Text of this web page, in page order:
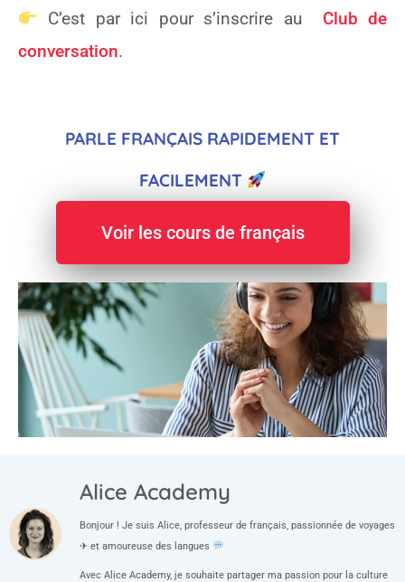
C’est par ici pour s’inscrire au
Club de
conversation.
PARLE FRANÇAIS RAPIDEMENT ET
FACILEMENT
Voir les cours de français
Alice Academy
Bonjour ! Je suis Alice, professeur de français, passionnée de voyages
✈ et amoureuse des langues
Avec Alice Academy, je souhaite partager ma passion pour la culture